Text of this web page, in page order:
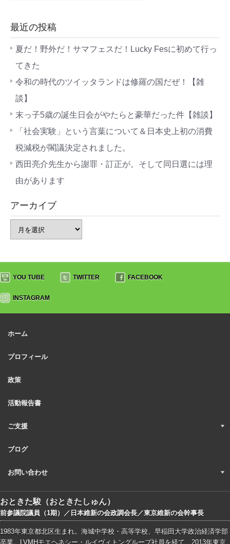
最近の投稿
夏だ！野外だ！サマフェスだ！Lucky Fesに初めて行っ
てきた
令和の時代のツイッタランドは修羅の国だぜ！【雑
談】
末っ子5歳の誕生日会がやたらと豪華だった件【雑談】
「社会実験」という言葉について＆日本史上初の消費
税減税が閣議決定されました。
西田亮介先生から謝罪・訂正が。そして同日選には理
由があります
アーカイブ
YOU TUBE TWITTER FACEBOOK
INSTAGRAM
ホーム
プロフィール
政策
活動報告書
ご支援
ブログ
お問い合わせ
おときた駿（おときたしゅん）
前参議院議員（1期）／日本維新の会政調会長／東京維新の会幹事長
1983年東京都北区生まれ。海城中学校・高等学校、早稲田大学政治経済学部
卒業。LVMHモエヘネシー・ルイヴィトングループ社員を経て、2013年東京